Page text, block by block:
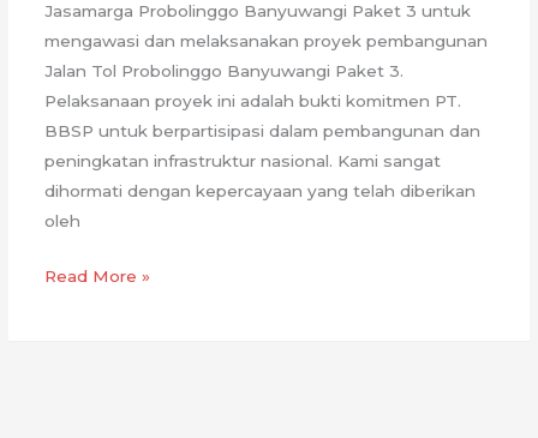
Jasamarga Probolinggo Banyuwangi Paket 3 untuk
mengawasi dan melaksanakan proyek pembangunan
Jalan Tol Probolinggo Banyuwangi Paket 3.
Pelaksanaan proyek ini adalah bukti komitmen PT.
BBSP untuk berpartisipasi dalam pembangunan dan
peningkatan infrastruktur nasional. Kami sangat
dihormati dengan kepercayaan yang telah diberikan
oleh
Proyek
Read More »